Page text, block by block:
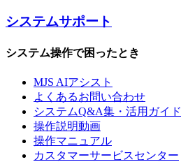
システムサポート
システム操作で困ったとき
MJS AIアシスト
よくあるお問い合わせ
システムQ&A集・活用ガイド
操作説明動画
操作マニュアル
カスタマーサービスセンター